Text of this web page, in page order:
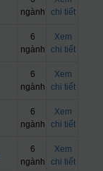
ngành
chi tiết
6
ngành
Xem
chi tiết
6
ngành
Xem
chi tiết
6
ngành
Xem
chi tiết
6
ngành
Xem
chi tiết